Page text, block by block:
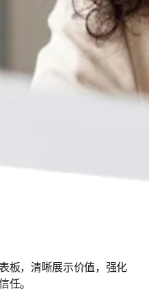
板，清晰展示价值，强化
任。